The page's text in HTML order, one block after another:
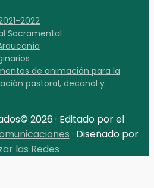
2022
Sacramental
de animación para la
pastoral, decanal y
2026 · Editado por el
· Diseñado por
las Redes